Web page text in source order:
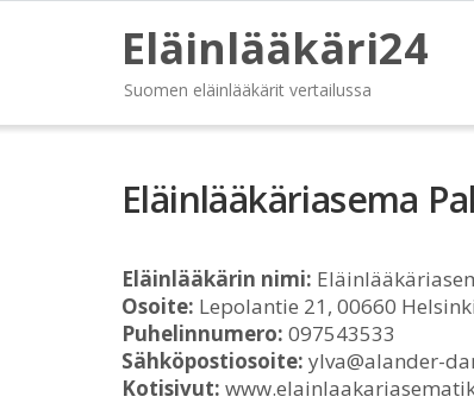
Eläinlääkäri24
Suomen eläinlääkärit vertailussa
Eläinlääkäriasema
Eläinlääkärin nimi:
Osoite: Lepolantie 21, 00660 Helsinki
Puhelinnumero: 097543533
Sähköpostiosoite: ylva@alander-
Kotisivut: